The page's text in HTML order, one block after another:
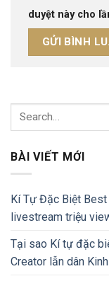
duyệt này cho
BÀI VIẾT MỚI
Kí Tự Đặc Biệt
livestream triệu
Tại sao Kí tự đặc
Creator lẫn dân